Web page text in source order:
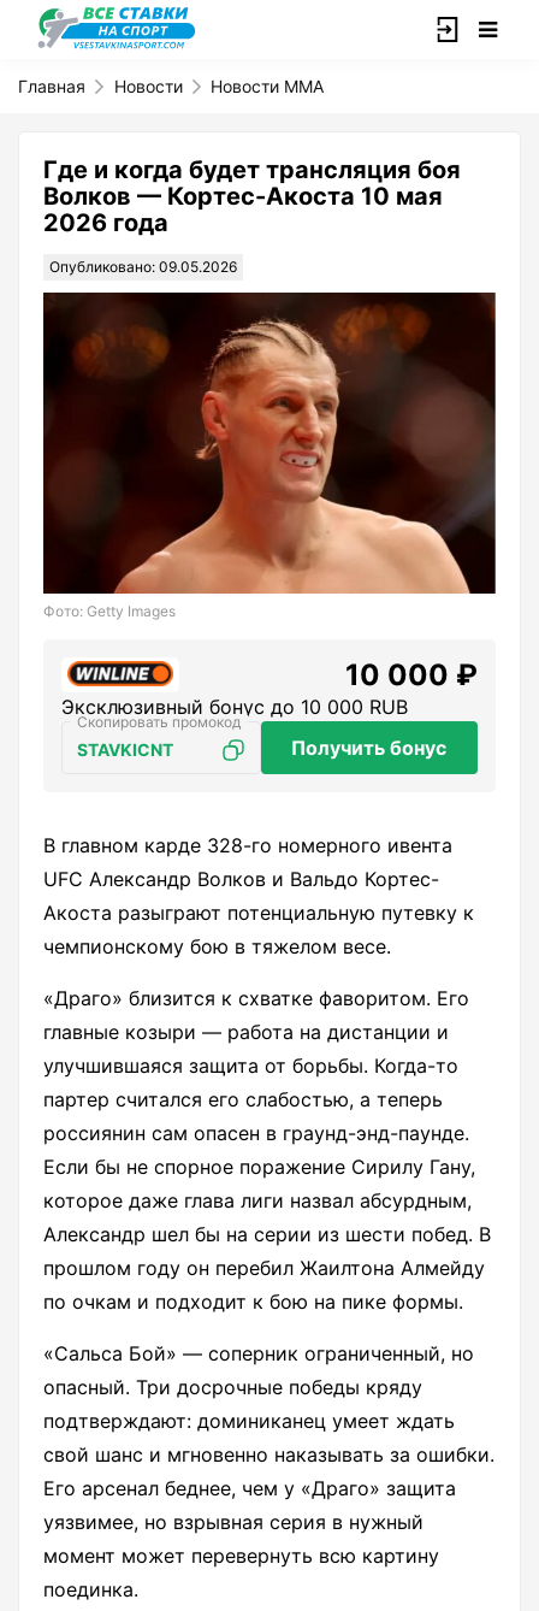
Главная Новости Новости ММА
Где и когда будет трансляция боя
Волков — Кортес-Акоста 10 мая
2026 года
Опубликовано: 09.05.2026
Фото: Getty Images
10 000 ₽
Эксклюзивный бонус до 10 000 RUB
STAVKICNT Получить бонус
В главном карде 328-го номерного ивента
UFC Александр Волков и Вальдо Кортес-
Акоста разыграют потенциальную путевку к
чемпионскому бою в тяжелом весе.
«Драго» близится к схватке фаворитом. Его
главные козыри — работа на дистанции и
улучшившаяся защита от борьбы. Когда-то
партер считался его слабостью, а теперь
россиянин сам опасен в граунд-энд-паунде.
Если бы не спорное поражение Сирилу Гану,
которое даже глава лиги назвал абсурдным,
Александр шел бы на серии из шести побед. В
прошлом году он перебил Жаилтона Алмейду
по очкам и подходит к бою на пике формы.
«Сальса Бой» — соперник ограниченный, но
опасный. Три досрочные победы кряду
подтверждают: доминиканец умеет ждать
свой шанс и мгновенно наказывать за ошибки.
Его арсенал беднее, чем у «Драго» защита
уязвимее, но взрывная серия в нужный
момент может перевернуть всю картину
поединка.